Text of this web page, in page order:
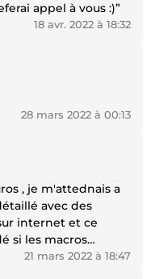
appel à vous :)”
18 avr. 2022 à 18:32
28 mars 2022 à 00:13
, je m'attednais a
avec des
internet et ce
si les macros
ai rien. Pas
21 mars 2022 à 18:47